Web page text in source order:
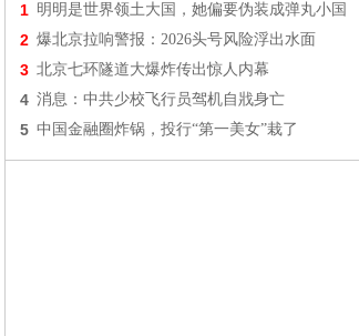
1 明明是世界领土大国，她偏要伪装成弹丸小国
2 爆北京拉响警报：2026头号风险浮出水面
3 北京七环隧道大爆炸传出惊人内幕
4 消息：中共少校飞行员驾机自戕身亡
5 中国金融圈炸锅，投行“第一美女”栽了